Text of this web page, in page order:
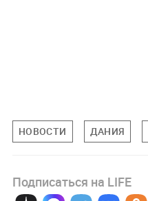
НОВОСТИ ДАНИЯ
Подписаться на LIFE